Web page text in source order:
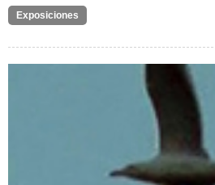
Exposiciones